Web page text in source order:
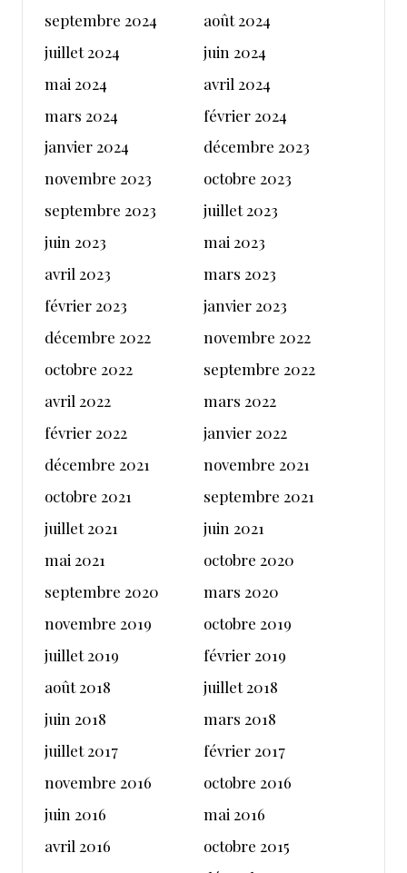
septembre 2024
août 2024
juillet 2024
juin 2024
mai 2024
avril 2024
mars 2024
février 2024
janvier 2024
décembre 2023
novembre 2023
octobre 2023
septembre 2023
juillet 2023
juin 2023
mai 2023
avril 2023
mars 2023
février 2023
janvier 2023
décembre 2022
novembre 2022
octobre 2022
septembre 2022
avril 2022
mars 2022
février 2022
janvier 2022
décembre 2021
novembre 2021
octobre 2021
septembre 2021
juillet 2021
juin 2021
mai 2021
octobre 2020
septembre 2020
mars 2020
novembre 2019
octobre 2019
juillet 2019
février 2019
août 2018
juillet 2018
juin 2018
mars 2018
juillet 2017
février 2017
novembre 2016
octobre 2016
juin 2016
mai 2016
avril 2016
octobre 2015